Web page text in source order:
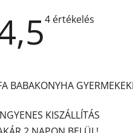
A
csillag.
4 értékelés
BABAKONYHA
KISZÁLLÍTÁS